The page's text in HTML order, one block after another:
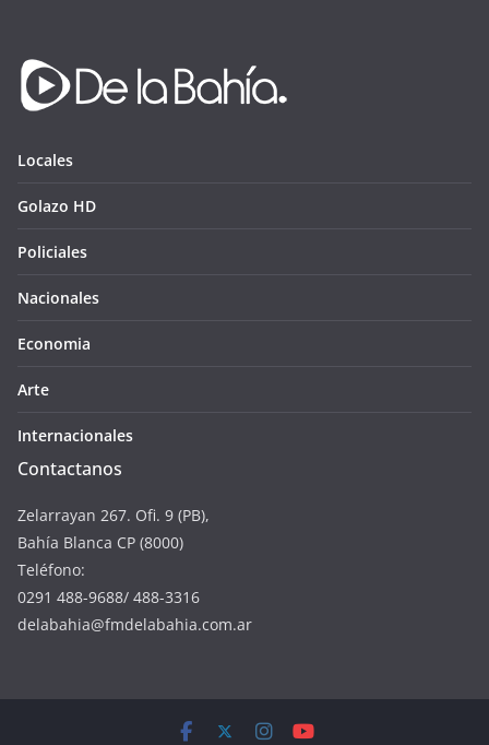
Locales
Golazo HD
Policiales
Nacionales
Economia
Arte
Internacionales
Contactanos
Zelarrayan 267. Ofi. 9 (PB),
Bahía Blanca CP (8000)
Teléfono:
0291 488-9688/ 488-3316
delabahia@fmdelabahia.com.ar